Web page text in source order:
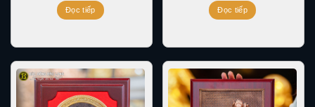
Đọc tiếp Đọc tiếp